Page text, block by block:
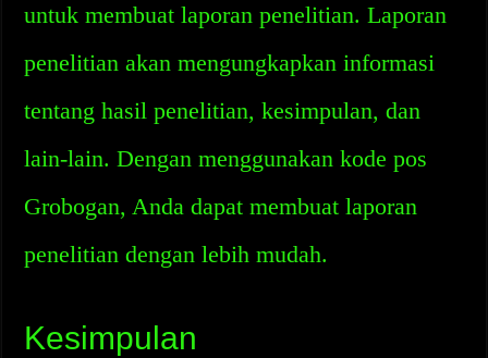
untuk membuat laporan penelitian. Laporan
penelitian akan mengungkapkan informasi
tentang hasil penelitian, kesimpulan, dan
lain-lain. Dengan menggunakan kode pos
Grobogan, Anda dapat membuat laporan
penelitian dengan lebih mudah.
Kesimpulan